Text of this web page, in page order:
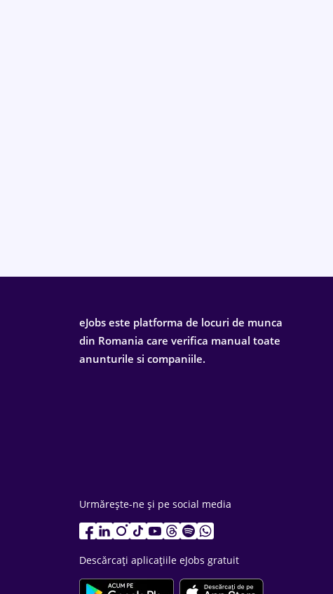
eJobs este platforma de locuri de munca
din Romania care verifica manual toate
anunturile si companiile.
Urmărește-ne și pe social media
Descărcați aplicațiile eJobs gratuit